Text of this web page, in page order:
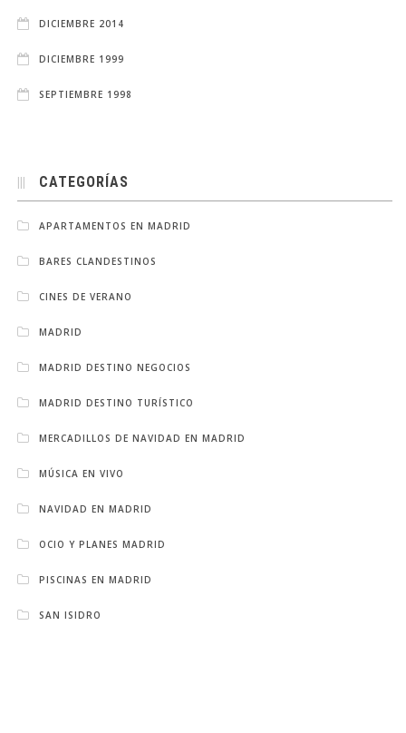
DICIEMBRE 2014
DICIEMBRE 1999
SEPTIEMBRE 1998
CATEGORÍAS
APARTAMENTOS EN MADRID
BARES CLANDESTINOS
CINES DE VERANO
MADRID
MADRID DESTINO NEGOCIOS
MADRID DESTINO TURÍSTICO
MERCADILLOS DE NAVIDAD EN MADRID
MÚSICA EN VIVO
NAVIDAD EN MADRID
OCIO Y PLANES MADRID
PISCINAS EN MADRID
SAN ISIDRO